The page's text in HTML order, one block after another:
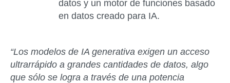
datos y un motor de funciones basado
en datos creado para IA.
“Los modelos de IA generativa exigen un acceso
ultrarrápido a grandes cantidades de datos, algo
que sólo se logra a través de una potencia